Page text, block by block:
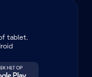
tablet.